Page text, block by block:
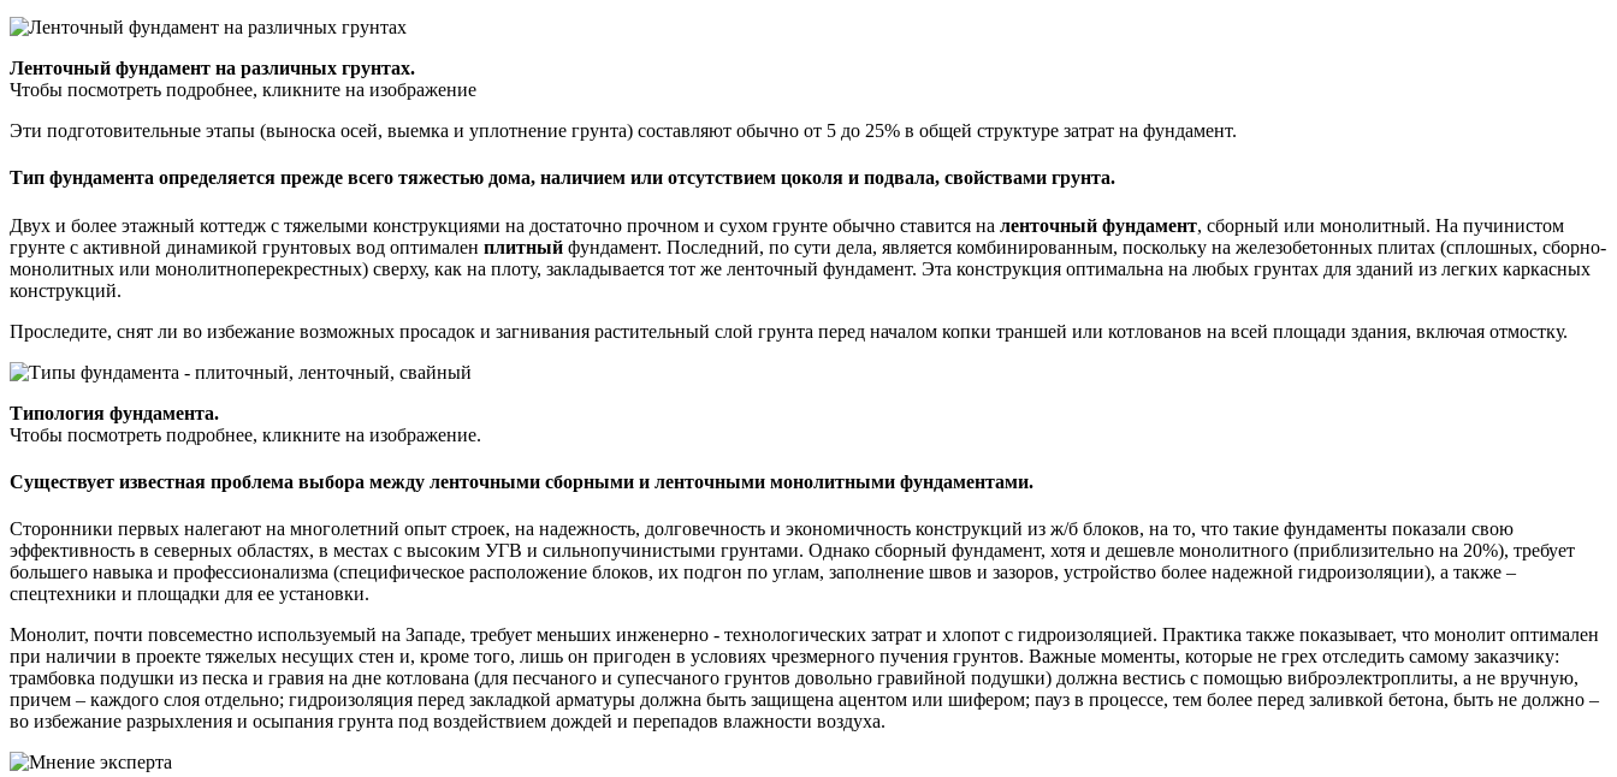
Ленточный фундамент на различных грунтах.
Чтобы посмотреть подробнее, кликните на изображение
Эти подготовительные этапы (выноска осей, выемка и уплотнение грунта) составляют обычно от 5 до 25% в общей структуре затрат на фундамент.
Тип фундамента определяется прежде всего тяжестью дома, наличием или отсутствием цоколя и подвала, свойствами грунта.
Двух­ и более этажный коттедж с тяжелыми конструкциями на достаточно прочном и сухом грунте обычно ставится на ленточный фундамент, сборный или монолитный. На пучинистом
грунте с активной динамикой грунтовых вод оптимален плитный фундамент. Последний, по сути дела, является комбинированным, поскольку на железобетонных плитах (сплошных, сборно-
монолитных или монолитно­перекрестных) сверху, как на плоту, закладывается тот же ленточный фундамент. Эта конструкция оптимальна на любых грунтах для зданий из легких каркасных
конструкций.
Проследите, снят ли во избежание возможных просадок и загнивания растительный слой грунта перед началом копки траншей или котлованов на всей площади здания, включая отмостку.
Типология фундамента.
Чтобы посмотреть подробнее, кликните на изображение.
Существует известная проблема выбора между ленточными сборными и ленточными монолитными фундаментами.
Сторонники первых налегают на многолетний опыт строек, на надежность, долговечность и экономичность конструкций из ж/б блоков, на то, что такие фундаменты показали свою
эффективность в северных областях, в местах с высоким УГВ и сильнопучинистыми грунтами. Однако сборный фундамент, хотя и дешевле монолитного (приблизительно на 20%), требует
большего навыка и профессионализма (специфическое расположение блоков, их подгон по углам, заполнение швов и зазоров, устройство более надежной гидроизоляции), а также –
спецтехники и площадки для ее установки.
Монолит, почти повсеместно используемый на Западе, требует меньших инженерно - технологических затрат и хлопот с гидроизоляцией. Практика также показывает, что монолит оптимален
при наличии в проекте тяжелых несущих стен и, кроме того, лишь он пригоден в условиях чрезмерного пучения грунтов. Важные моменты, которые не грех отследить самому заказчику:
трамбовка подушки из песка и гравия на дне котлована (для песчаного и супесчаного грунтов довольно гравийной подушки) должна вестись с помощью виброэлектроплиты, а не вручную,
причем – каждого слоя отдельно; гидроизоляция перед закладкой арматуры должна быть защищена ацентом или шифером; пауз в процессе, тем более перед заливкой бетона, быть не должно –
во избежание разрыхления и осыпания грунта под воздействием дождей и перепадов влажности воздуха.